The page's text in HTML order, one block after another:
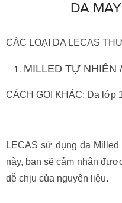
DA
CÁC LOẠI DA LECAS
MILLED TỰ NHIÊN
CÁCH GỌI KHÁC: Da lớp
LECAS sử dụng da
này, bạn sẽ cảm nhận
dễ chịu của nguyên liệu.